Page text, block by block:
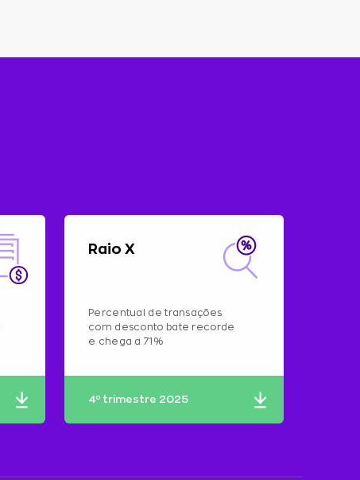
Raio X
Percentual de transações
com desconto bate recorde
e chega a 71%
4º trimestre 2025